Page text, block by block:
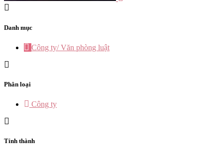
Danh mục
Công ty/ Văn phòng luật
Phân loại
Công ty
Tỉnh thành